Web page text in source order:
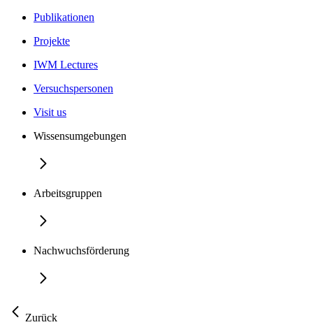
Publikationen
Projekte
IWM Lectures
Versuchspersonen
Visit us
Wissensumgebungen
Arbeitsgruppen
Nachwuchsförderung
Zurück